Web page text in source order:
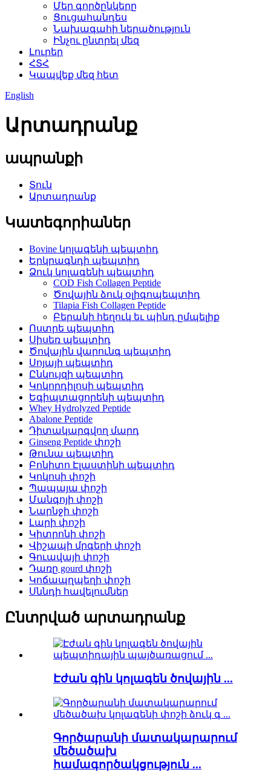
Մեր գործընկերը
Ցուցահանդես
Նախագահի ներածություն
Ինչու ընտրել մեզ
Լուրեր
ՀՏՀ
Կապվեք մեզ հետ
English
Արտադրանք
ապրանքի
Տուն
Արտադրանք
Կատեգորիաներ
Bovine կոլագենի պեպտիդ
Երկրագնդի պեպտիդ
Ձուկ կոլագենի պեպտիդ
COD Fish Collagen Peptide
Ծովային ձուկ օլիգոպեպտիդ
Tilapia Fish Collagen Peptide
Բերանի հեղուկ եւ պինդ ըմպելիք
Ոստրե պեպտիդ
Սիսեռ պեպտիդ
Ծովային վարունգ պեպտիդ
Սոյայի պեպտիդ
Ընկույզի պեպտիդ
Կոկորդիլոսի պեպտիդ
Եգիպտացորենի պեպտիդ
Whey Hydrolyzed Peptide
Abalone Peptide
Դիտակարգվող մարդ
Ginseng Peptide փոշի
Թունա պեպտիդ
Բոնիտո Էլաստինի պեպտիդ
Կոկոսի փոշի
Պապայա փոշի
Մանգոյի փոշի
Նարնջի փոշի
Լարի փոշի
Կիտրոնի փոշի
Վիշապի մրգերի փոշի
Գուավայի փոշի
Դառը gourd փոշի
Կոճապղպեղի փոշի
Սննդի հավելումներ
Ընտրված արտադրանք
Էժան գին կոլագեն ծովային ...
Գործարանի մատակարարում
մեծածախ
համագործակցություն ...